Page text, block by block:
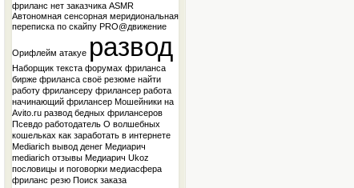
фриланс нет заказчика ASMR
Автономная сенсорная меридиональная
переписка по скайпу PRO@движение
Орифлейм атакуе развод
Наборщик текста форумах фриланса
бирже фриланса своё резюме найти
работу фрилансеру фрилансер работа
начинающий фрилансер Мошейники на
Avito.ru развод бедных фрилансеров
Псевдо работодатель О волшебных
кошельках как заработать в интернете
Mediarich вывод денег Медиарич
mediarich отзывы Медиарич Ukoz
пословицы и поговорки медиасфера
фриланс резю Поиск заказа